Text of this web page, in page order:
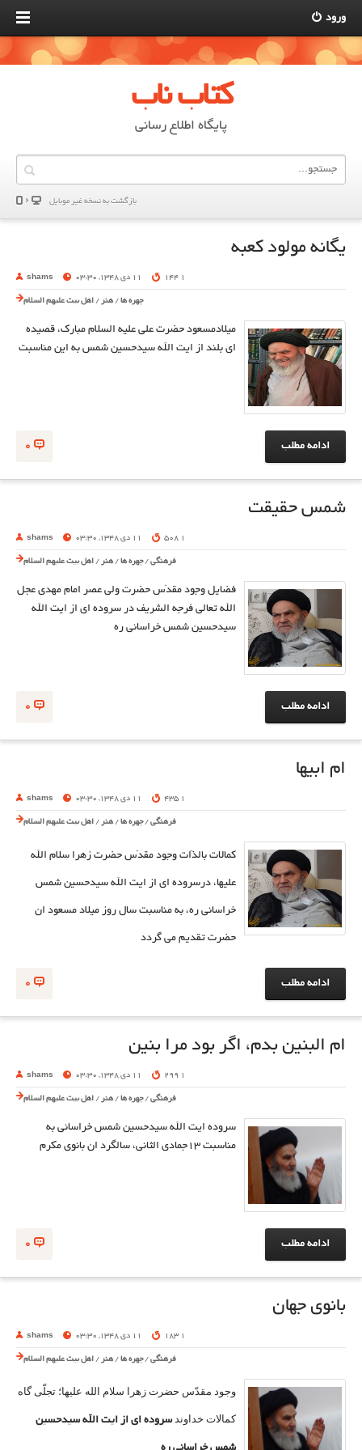
ورود
کتاب ناب
پایگاه اطلاع رسانی
بازگشت به نسخه غير موبایل
يگانه مولود كعبه
shams 11 دی 1348, 03:30 1 144
چهره ها / هنر / اهل بیت علیهم السلام
میلادمسعود حضرت علی علیه السلام مبارک، قصیده
ای بلند از ایت الله سیدحسین شمس به این مناسبت
0 ادامه مطلب
شمس حقیقت
shams 11 دی 1348, 03:30 1 508
فرهنگی /چهره ها / هنر / اهل بیت علیهم السلام
فضایل وجود مقدّس حضرت ولی عصر امام مهدی عجل
الله تعالی فرجه الشریف در سروده ای از ایت الله
سیدحسین شمس خراسانی ره
0 ادامه مطلب
ام ابیها
shams 11 دی 1348, 03:30 1 435
فرهنگی /چهره ها / هنر / اهل بیت علیهم السلام
كمالات بالذّات وجود مقدّس حضرت زهرا سلام الله
علیها، درسروده ای از ایت الله سیدحسین شمس
خراسانی ره، به مناسبت سال روز میلاد مسعود ان
حضرت تقدیم می گردد
0 ادامه مطلب
ام البنین بدم، اگر بود مرا بنین
shams 11 دی 1348, 03:30 1 299
فرهنگی /چهره ها / هنر / اهل بیت علیهم السلام
سروده ایت الله سیدحسین شمس خراسانی به
مناسبت 13جمادی الثانی، سالگرد ان بانوی مکرم
0 ادامه مطلب
بانوی جهان
shams 11 دی 1348, 03:30 1 183
فرهنگی /چهره ها / هنر / اهل بیت علیهم السلام
وجود مقدّس حضرت زهرا سلام الله علیها؛ تجلّی ‏گاه
كمالات خداوندسروده ای از ایت الله سیدحسین